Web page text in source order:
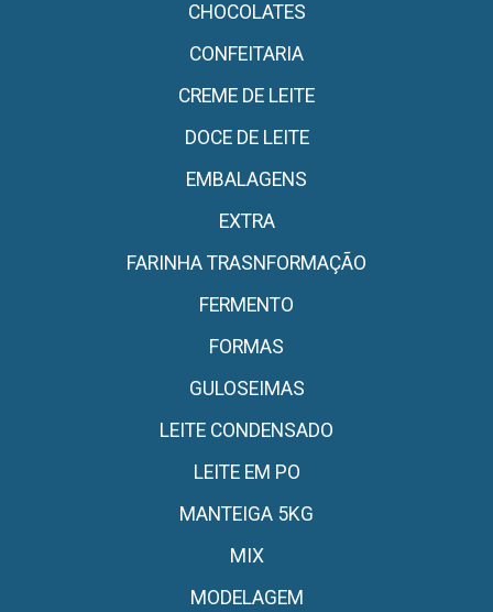
CHOCOLATES
CONFEITARIA
CREME DE LEITE
DOCE DE LEITE
EMBALAGENS
EXTRA
FARINHA TRASNFORMAÇÃO
FERMENTO
FORMAS
GULOSEIMAS
LEITE CONDENSADO
LEITE EM PO
MANTEIGA 5KG
MIX
MODELAGEM